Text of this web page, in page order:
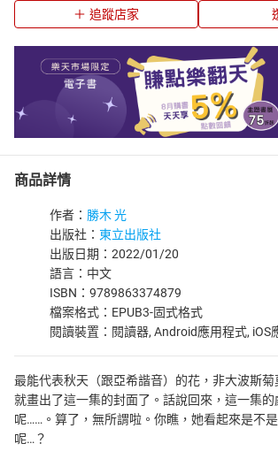
追蹤店家
商品詳情
作者： 勝木 光
出版社： 東立出版社
出版日期：2022/01/20
語言：中文
ISBN：9789863374879
檔案格式：EPUB3-固式格式
閱讀裝置：閱讀器, Android應用程式, iOS
最能代表秋天（跟亞希諧音）的花，非大波斯菊
就畫出了這一集的封面了。話說回來，這一集
呢……。算了，無所謂啦。你瞧，她看起來是不
呢…？